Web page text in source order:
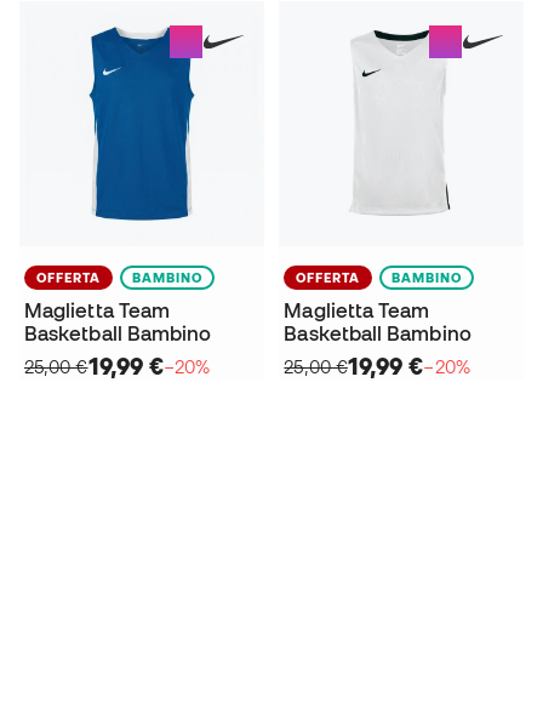
OFFERTA BAMBINO
Maglietta Team
Basketball Bambino
25,00 €19,99 €−20%
OFFERTA BAMBINO
Maglietta Team
Basketball Bambino
25,00 €19,99 €−20%